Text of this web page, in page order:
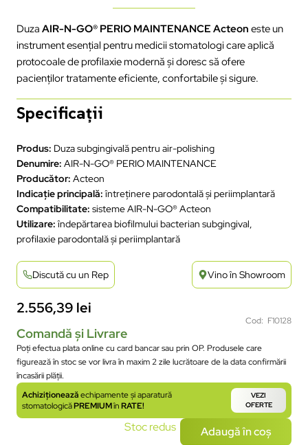
Duza AIR-N-GO® PERIO MAINTENANCE Acteon este un
instrument esențial pentru medicii stomatologi care aplică
protocoale de profilaxie modernă și doresc să ofere
pacienților tratamente eficiente, confortabile și sigure.
Specificații
Produs: Duza subgingivală pentru air-polishing
Denumire: AIR-N-GO® PERIO MAINTENANCE
Producător: Acteon
Indicație principală:întreținere parodontală și periimplantară
Compatibilitate: sisteme AIR-N-GO® Acteon
Utilizare:îndepărtarea biofilmului bacterian subgingival,
profilaxie parodontală și periimplantară
Discută cu un Rep Vino în Showroom
2.556,39 lei
Cod: F10128
Comandă și Livrare
Poți efectua plata online cu card bancar sau prin OP. Produsele care
figurează în stoc se vor livra în maxim 2 zile lucrătoare de la data confirmării
încasării plății.
Achiziționeazăechipamente și aparatură
stomatologicăPREMIUMînRATE!
VEZI
OFERTE
Stoc redus Adaugă în coș